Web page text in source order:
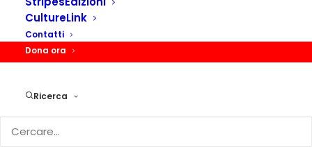
CultureLink
Contatti
Dona ora
Ricerca